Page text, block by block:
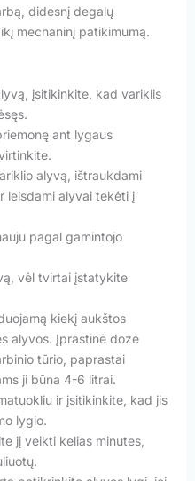
didesnį degalų
mechaninį patikimumą.
įsitikinkite, kad variklis
ant lygaus
alyvą, ištraukdami
leisdami alyvai tekėti į
pagal gamintojo
vėl tvirtai įstatykite
kiekį aukštos
alyvos. Įprastinė dozė
tūrio, paprastai
ji būna 4-6 litrai.
ir įsitikinkite, kad jis
lygio.
jį veikti kelias minutes,